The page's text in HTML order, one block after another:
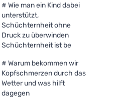
# Wie man ein Kind dabei
unterstützt,
Schüchternheit ohne
Druck zu überwinden
Schüchternheit ist be
# Warum bekommen wir
Kopfschmerzen durch das
Wetter und was hilft
dagegen